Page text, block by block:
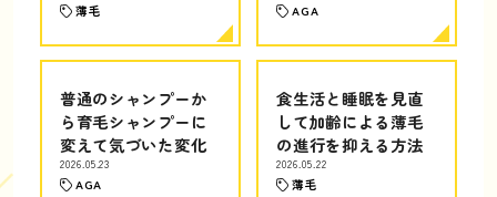
薄毛 AGA
普通のシャンプーか
ら育毛シャンプーに
変えて気づいた変化
2026.05.23
AGA
食生活と睡眠を見直
して加齢による薄毛
の進行を抑える方法
2026.05.22
薄毛